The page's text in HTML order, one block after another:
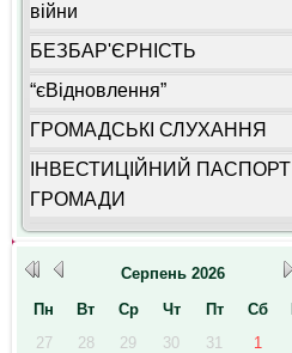
війни
БЕЗБАР'ЄРНІСТЬ
“єВідновлення”
ГРОМАДСЬКІ СЛУХАННЯ
ІНВЕСТИЦІЙНИЙ ПАСПОРТ
ГРОМАДИ
Серпень 2026
Пн
Вт Ср Чт Пт Сб
27
28 29 30 31 1